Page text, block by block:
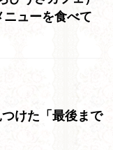
ューを食べて
けた「最後まで